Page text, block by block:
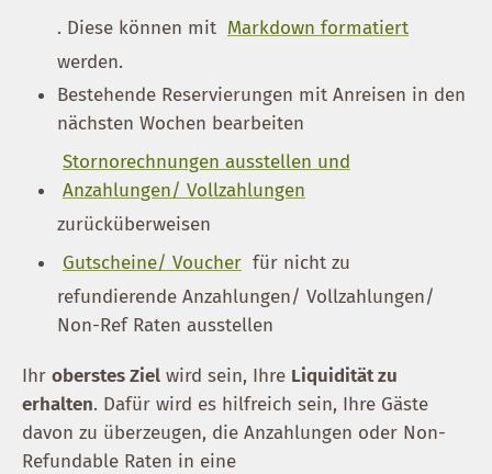
. Diese können mit Markdown formatiert
werden.
Bestehende Reservierungen mit Anreisen in den
nächsten Wochen bearbeiten
Stornorechnungen ausstellen und
Anzahlungen/ Vollzahlungen
zurücküberweisen
Gutscheine/ Voucher für nicht zu
refundierende Anzahlungen/ Vollzahlungen/
Non-Ref Raten ausstellen
Ihr oberstes Ziel wird sein, Ihre Liquidität zu
erhalten. Dafür wird es hilfreich sein, Ihre Gäste
davon zu überzeugen, die Anzahlungen oder Non-
Refundable Raten in eine